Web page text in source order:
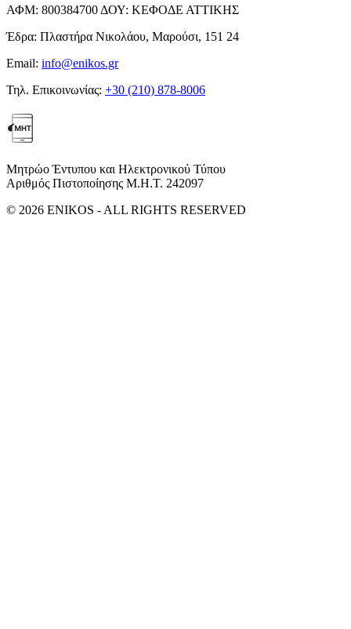
ΑΦΜ: 800384700 ΔΟΥ: ΚΕΦΟΔΕ ΑΤΤΙΚΗΣ
Έδρα: Πλαστήρα Νικολάου, Μαρούσι, 151 24
Email: info@enikos.gr
Τηλ. Επικοινωνίας: +30 (210) 878-8006
Μητρώο Έντυπου και Ηλεκτρονικού Τύπου
Αριθμός Πιστοποίησης Μ.Η.Τ. 242097
© 2026 ENIKOS - ALL RIGHTS RESERVED